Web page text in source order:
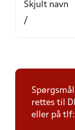
Skjult navn
/
rettes til
eller på tlf: